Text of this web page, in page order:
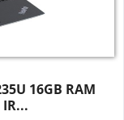
16GB RAM
IR...